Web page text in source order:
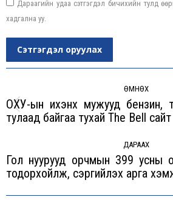
Дараагийн удаа сэтгэгдэл бичихийн тулд
хадгална уу.
Сэтгэгдэл оруулах
ӨМНӨХ
Previous
ОХУ-ын ихэнх мужууд бензин,
тулаад байгаа тухай The Bell
ДАРААХ
Next
Гол нуурууд орчмын 399 усны
тодорхойлж, сэргийлэх арга